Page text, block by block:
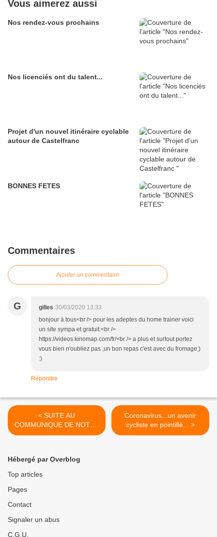
Vous aimerez aussi
Nos rendez-vous prochains
Nos licenciés ont du talent...
Projet d'un nouvel itinéraire cyclable
autour de Castelfranc
BONNES FETES
Commentaires
Ajouter un commentaire
G gilles 30/03/2020 13:33
bonjour à tous<br /> pour les adeptes du home trainer voici
un site sympa et gratuit:<br />
https://videos.kinomap.com/fr/<br /> a plus et surtout portez
vous bien n'oubliez pas ,un bon repas c'est avec du fromage;)
:)
Répondre
< SUITE AU
COMMUNIQUE DE NOTRE
FEDERATION
Coronavirus...un avenir
cycliste en pointillé... >
Hébergé par Overblog
Top articles
Pages
Contact
Signaler un abus
C.G.U.